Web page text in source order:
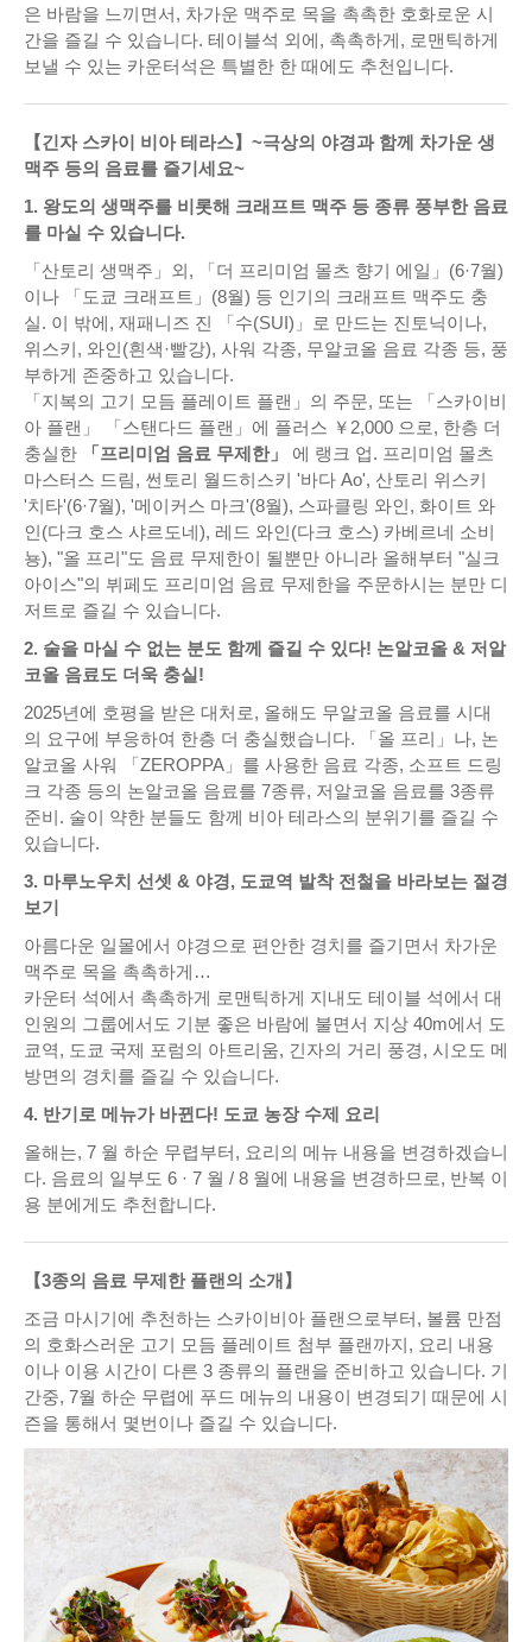
은 바람을 느끼면서, 차가운 맥주로 목을 촉촉한 호화로운 시
간을 즐길 수 있습니다. 테이블석 외에, 촉촉하게, 로맨틱하게
보낼 수 있는 카운터석은 특별한 한 때에도 추천입니다.
【긴자 스카이 비아 테라스】~극상의 야경과 함께 차가운 생
맥주 등의 음료를 즐기세요~
1. 왕도의 생맥주를 비롯해 크래프트 맥주 등 종류 풍부한 음료
를 마실 수 있습니다.
「산토리 생맥주」외, 「더 프리미엄 몰츠 향기 에일」(6·7월)
이나 「도쿄 크래프트」(8월) 등 인기의 크래프트 맥주도 충
실. 이 밖에, 재패니즈 진 「수(SUI)」로 만드는 진토닉이나,
위스키, 와인(흰색·빨강), 사워 각종, 무알코올 음료 각종 등, 풍
부하게 존중하고 있습니다.
「지복의 고기 모듬 플레이트 플랜」의 주문, 또는 「스카이비
아 플랜」 「스탠다드 플랜」에 플러스 ￥2,000 으로, 한층 더
충실한
「프리미엄 음료 무제한」
에 랭크 업. 프리미엄 몰츠
마스터스 드림, 썬토리 월드히스키 '바다 Ao', 산토리 위스키
'치타'(6·7월), '메이커스 마크'(8월), 스파클링 와인, 화이트 와
인(다크 호스 샤르도네), 레드 와인(다크 호스) 카베르네 소비
뇽), "올 프리"도 음료 무제한이 될뿐만 아니라 올해부터 "실크
아이스"의 뷔페도 프리미엄 음료 무제한을 주문하시는 분만 디
저트로 즐길 수 있습니다.
2. 술을 마실 수 없는 분도 함께 즐길 수 있다! 논알코올 & 저알
코올 음료도 더욱 충실!
2025년에 호평을 받은 대처로, 올해도 무알코올 음료를 시대
의 요구에 부응하여 한층 더 충실했습니다. 「올 프리」나, 논
알코올 사워 「ZEROPPA」를 사용한 음료 각종, 소프트 드링
크 각종 등의 논알코올 음료를 7종류, 저알코올 음료를 3종류
준비. 술이 약한 분들도 함께 비아 테라스의 분위기를 즐길 수
있습니다.
3. 마루노우치 선셋 & 야경, 도쿄역 발착 전철을 바라보는 절경
보기
아름다운 일몰에서 야경으로 편안한 경치를 즐기면서 차가운
맥주로 목을 촉촉하게…
카운터 석에서 촉촉하게 로맨틱하게 지내도 테이블 석에서 대
인원의 그룹에서도 기분 좋은 바람에 불면서 지상 40m에서 도
쿄역, 도쿄 국제 포럼의 아트리움, 긴자의 거리 풍경, 시오도 메
방면의 경치를 즐길 수 있습니다.
4. 반기로 메뉴가 바뀐다! 도쿄 농장 수제 요리
올해는, 7 월 하순 무렵부터, 요리의 메뉴 내용을 변경하겠습니
다. 음료의 일부도 6 · 7 월 / 8 월에 내용을 변경하므로, 반복 이
용 분에게도 추천합니다.
【3종의 음료 무제한 플랜의 소개】
조금 마시기에 추천하는 스카이비아 플랜으로부터, 볼륨 만점
의 호화스러운 고기 모듬 플레이트 첨부 플랜까지, 요리 내용
이나 이용 시간이 다른 3 종류의 플랜을 준비하고 있습니다. 기
간중, 7월 하순 무렵에 푸드 메뉴의 내용이 변경되기 때문에 시
즌을 통해서 몇번이나 즐길 수 있습니다.